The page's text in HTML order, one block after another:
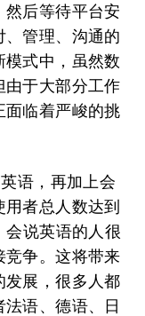
后等待平台安
管理、沟通的
式中，虽然数
由于大部分工作
面临着严峻的挑
语，再加上会
者总人数达到
会说英语的人很
竞争。这将带来
发展，很多人都
语、德语、日